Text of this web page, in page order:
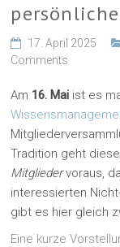
17. April 2025
Comments
Am 16. Mai ist es
Tradition geht
Mitgliedervoraus,
interessierten
gibt es hier gleich
Eine kurze